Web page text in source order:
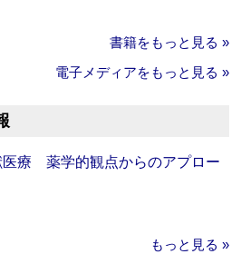
書籍をもっと見る »
電子メディアをもっと見る »
医療 薬学的観点からのアプロー
もっと見る »